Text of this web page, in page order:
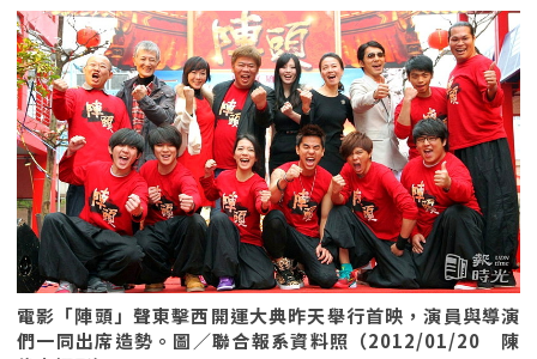
電影「陣頭」聲東擊西開運大典昨天舉行首映，演員與導演
們一同出席造勢。圖／聯合報系資料照（2012/01/20 陳